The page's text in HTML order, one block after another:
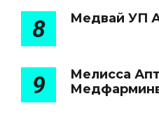
8 Медвай УП
9
Мелисса